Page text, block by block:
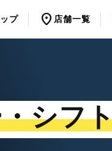
ップ location_on 店舗一覧
シフ